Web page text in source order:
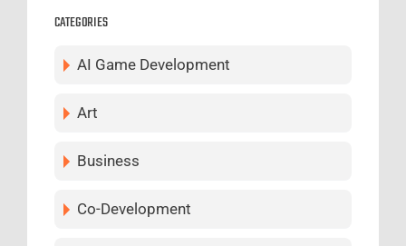
CATEGORIES
AI Game Development
Art
Business
Co-Development